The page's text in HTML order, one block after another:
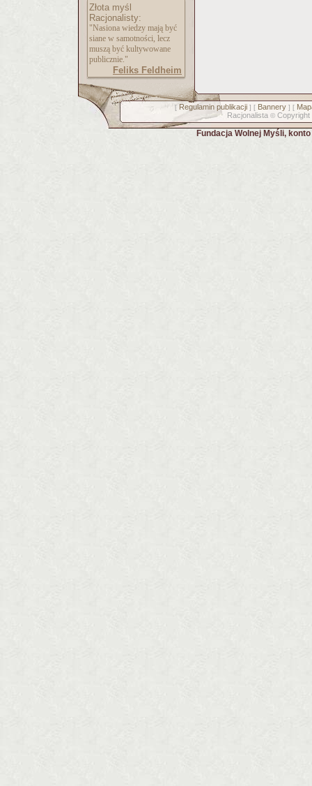
Złota myśl
Racjonalisty:
"Nasiona wiedzy mają być
siane w samotności, lecz
muszą być kultywowane
publicznie."
Feliks Feldheim
[ Regulamin publikacji] [ Bannery] [
Racjonalista © Copyright
Fundacja Wolnej Myśli,